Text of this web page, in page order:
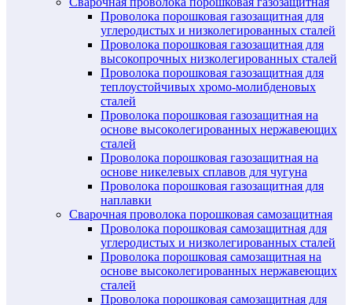
Проволока порошковая газозащитная для
углеродистых и низколегированных сталей
Проволока порошковая газозащитная для
высокопрочных низколегированных сталей
Проволока порошковая газозащитная для
теплоустойчивых хромо-молибденовых
сталей
Проволока порошковая газозащитная на
основе высоколегированных нержавеющих
сталей
Проволока порошковая газозащитная на
основе никелевых сплавов для чугуна
Проволока порошковая газозащитная для
наплавки
Сварочная проволока порошковая самозащитная
Проволока порошковая самозащитная для
углеродистых и низколегированных сталей
Проволока порошковая самозащитная на
основе высоколегированных нержавеющих
сталей
Проволока порошковая самозащитная для